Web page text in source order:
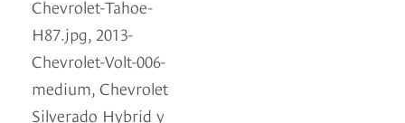
Chevrolet-Tahoe-
H87.jpg, 2013-
Chevrolet-Volt-006-
medium, Chevrolet
Silverado Hybrid y